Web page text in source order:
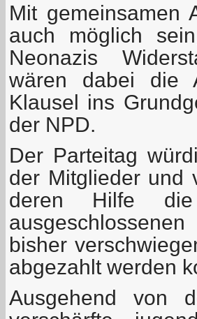
Mit gemeinsamen
auch möglich
Neonazis
wären dabei die
Klausel ins
der NPD.
Der Parteitag
der Mitglieder und
deren Hilfe
bisher
abgezahlt werden
Ausgehend von